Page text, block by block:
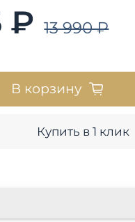
₽ 13 990 ₽
В корзину
Купить в 1 клик